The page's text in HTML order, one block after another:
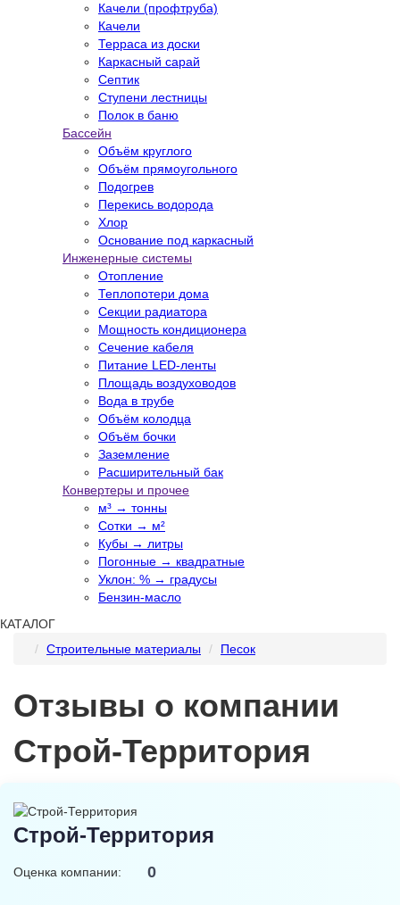
Качели (профтруба)
Качели
Терраса из доски
Каркасный сарай
Септик
Ступени лестницы
Полок в баню
Бассейн
Объём круглого
Объём прямоугольного
Подогрев
Перекись водорода
Хлор
Основание под каркасный
Инженерные системы
Отопление
Теплопотери дома
Секции радиатора
Мощность кондиционера
Сечение кабеля
Питание LED-ленты
Площадь воздуховодов
Вода в трубе
Объём колодца
Объём бочки
Заземление
Расширительный бак
Конвертеры и прочее
м³ → тонны
Сотки → м²
Кубы → литры
Погонные → квадратные
Уклон: % → градусы
Бензин-масло
КАТАЛОГ
Строительные материалы
Песок
Отзывы о компании
Строй-Территория
Строй-Территория
Оценка компании: 0